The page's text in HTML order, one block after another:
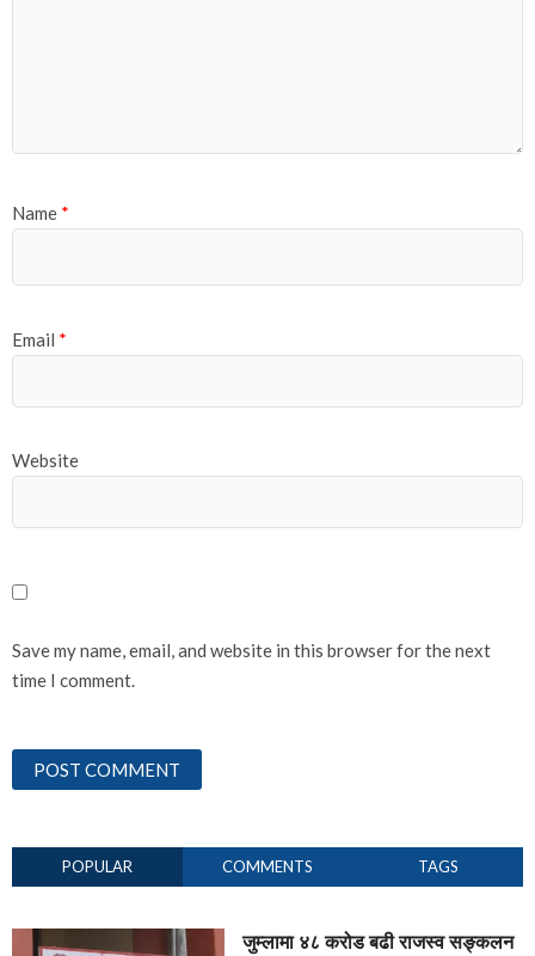
Name *
Email *
Website
Save my name, email, and website in this browser for the next
time I comment.
POPULAR COMMENTS TAGS
जुम्लामा ४८ करोड बढी राजस्व सङ्कलन